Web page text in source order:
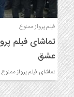
فیلم پرواز ممنوع
تماشای فیلم
عشق
تماشای فیلم پرواز